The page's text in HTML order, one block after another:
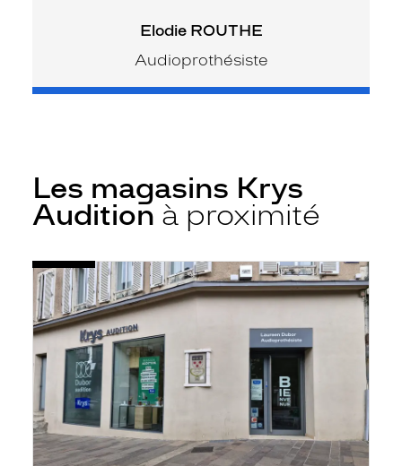
Elodie ROUTHE
Audioprothésiste
Les magasins Krys
Audition à proximité
Audioprothésiste
Rodez
-
Gambetta
-
Krys
Audition
Voir
la
fiche